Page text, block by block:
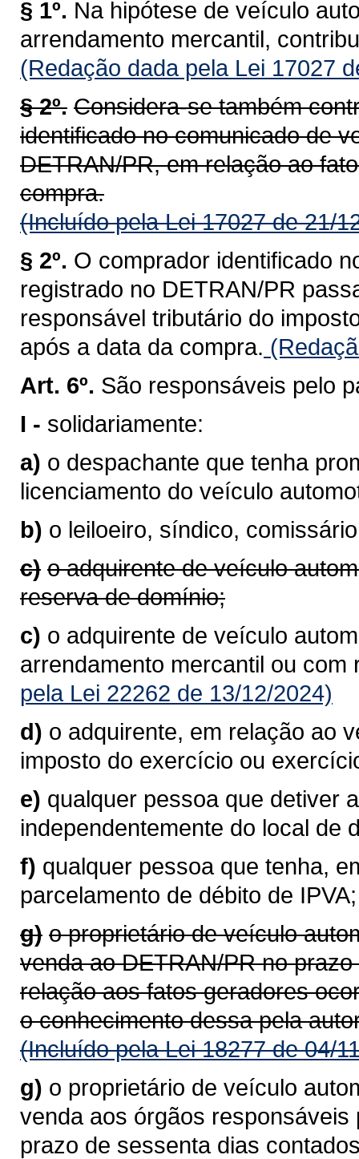
§ 1º. Na hipótese de veículo
arrendamento mercantil,
(Redação dada pela Lei 17027
§ 2º. Considera-se também
identificado no comunicado de
DETRAN/PR, em relação ao
compra.
(Incluído pela Lei 17027 de 21/
§ 2º. O comprador identificado
registrado no DETRAN/PR
responsável tributário do
após a data da compra.
Art. 6º. São responsáveis pelo
I - solidariamente:
a) o despachante que tenha
licenciamento do veículo
b) o leiloeiro, síndico,
c) o adquirente de veículo
reserva de domínio;
c) o adquirente de veículo
arrendamento mercantil ou com
pela Lei 22262 de 13/12/2024)
d) o adquirente, em relação ao
imposto do exercício ou
e) qualquer pessoa que detiver
independentemente do local de
f) qualquer pessoa que tenha,
parcelamento de débito de IPVA;
g) o proprietário de veículo
venda ao DETRAN/PR no
relação aos fatos geradores
o conhecimento dessa pela
(Incluído pela Lei 18277 de 04/
g) o proprietário de veículo
venda aos órgãos
prazo de sessenta dias